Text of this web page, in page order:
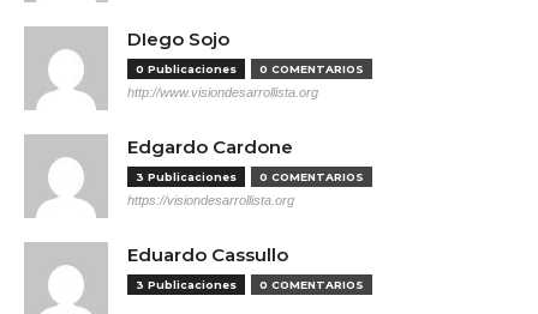
DIego Sojo
0 Publicaciones 0 COMENTARIOS
http://www.visiondesarrollista.org
Edgardo Cardone
3 Publicaciones 0 COMENTARIOS
https://visiondesarrollista.org
Eduardo Cassullo
3 Publicaciones 0 COMENTARIOS